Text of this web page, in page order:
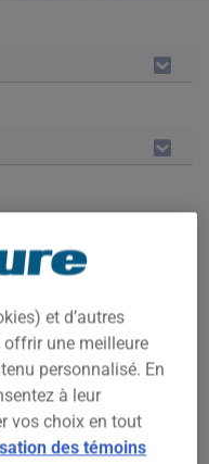
AUTO
2007
de données
et d’autres
une meilleure
personnalisé. En
à leur
vos choix en tout
des témoins